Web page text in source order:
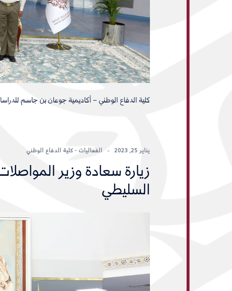
كلية الدفاع الوطني – أكاديمية جوعان بن جاسم
يناير 25, 2023 الفعاليات - كلية الدفاع الوطني
زيارة سعادة وزير
السليطي